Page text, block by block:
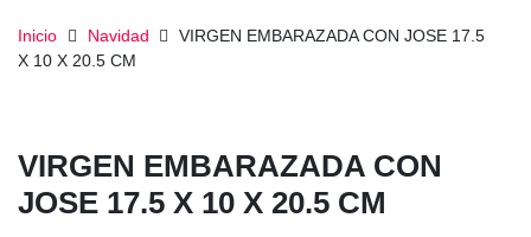
Inicio Navidad
VIRGEN EMBARAZADA CON JOSE 17.5
X 10 X 20.5 CM
VIRGEN EMBARAZADA CON
JOSE 17.5 X 10 X 20.5 CM